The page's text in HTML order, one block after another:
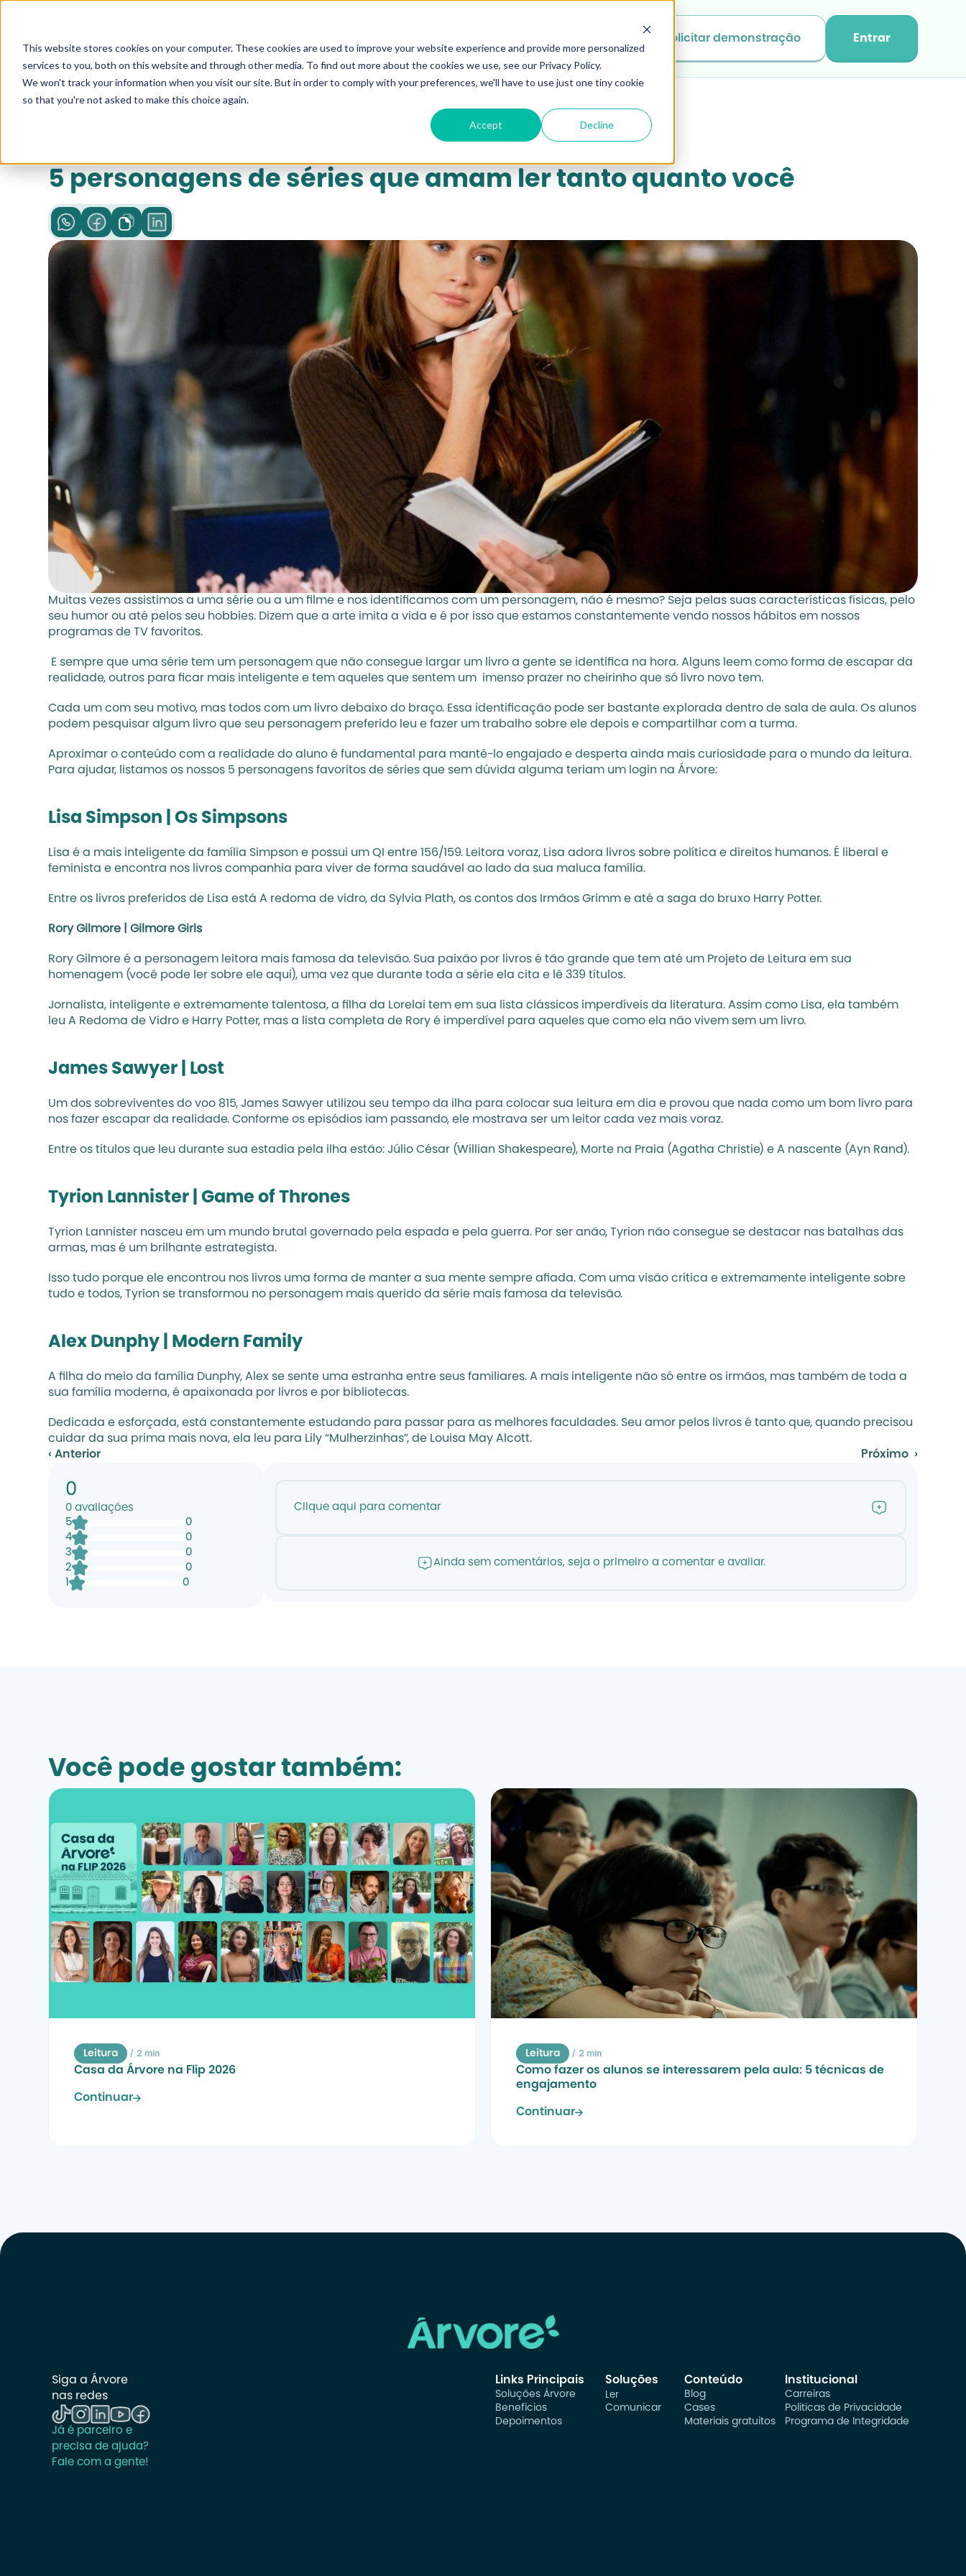
This website stores cookies on your computer. These cookies are used to improve your website experience and provide more personalized
services to you, both on this website and through other media. To find out more about the cookies we use, see our Privacy Policy.
We won't track your information when you visit our site. But in order to comply with your preferences, we'll have to use just one tiny cookie
so that you're not asked to make this choice again.
Accept Decline
Solicitar demonstração Entrar
5 personagens de séries que amam ler tanto quanto você
Muitas vezes assistimos a uma série ou a um filme e nos identificamos com um personagem, não é mesmo? Seja pelas suas características físicas, pelo
seu humor ou até pelos seu hobbies. Dizem que a arte imita a vida e é por isso que estamos constantemente vendo nossos hábitos em nossos
programas de TV favoritos.
realidade, outros para ficar mais inteligente e tem aqueles que sentem um  imenso prazer no cheirinho que só livro novo tem.
Cada um com seu motivo, mas todos com um livro debaixo do braço. Essa identificação pode ser bastante explorada dentro de sala de aula. Os alunos
podem pesquisar algum livro que seu personagem preferido leu e fazer um trabalho sobre ele depois e compartilhar com a turma.
Aproximar o conteúdo com a realidade do aluno é fundamental para mantê-lo engajado e desperta ainda mais curiosidade para o mundo da leitura.
Para ajudar, listamos os nossos 5 personagens favoritos de séries que sem dúvida alguma teriam um login na Árvore:
Lisa Simpson | Os Simpsons
Lisa é a mais inteligente da família Simpson e possui um QI entre 156/159. Leitora voraz, Lisa adora livros sobre política e direitos humanos. É liberal e
feminista e encontra nos livros companhia para viver de forma saudável ao lado da sua maluca família.
Entre os livros preferidos de Lisa está A redoma de vidro, da Sylvia Plath, os contos dos Irmãos Grimm e até a saga do bruxo Harry Potter.
Rory Gilmore | Gilmore Girls
Rory Gilmore é a personagem leitora mais famosa da televisão. Sua paixão por livros é tão grande que tem até um Projeto de Leitura em sua
homenagem (você pode ler sobre ele aqui), uma vez que durante toda a série ela cita e lê 339 títulos.
Jornalista, inteligente e extremamente talentosa, a filha da Lorelai tem em sua lista clássicos imperdíveis da literatura. Assim como Lisa, ela também
leu A Redoma de Vidro e Harry Potter, mas a lista completa de Rory é imperdível para aqueles que como ela não vivem sem um livro.
James Sawyer | Lost
Um dos sobreviventes do voo 815, James Sawyer utilizou seu tempo da ilha para colocar sua leitura em dia e provou que nada como um bom livro para
nos fazer escapar da realidade. Conforme os episódios iam passando, ele mostrava ser um leitor cada vez mais voraz.
Entre os títulos que leu durante sua estadia pela ilha estão: Júlio César (Willian Shakespeare), Morte na Praia (Agatha Christie) e A nascente (Ayn Rand).
Tyrion Lannister | Game of Thrones
Tyrion Lannister nasceu em um mundo brutal governado pela espada e pela guerra. Por ser anão, Tyrion não consegue se destacar nas batalhas das
armas, mas é um brilhante estrategista.
Isso tudo porque ele encontrou nos livros uma forma de manter a sua mente sempre afiada. Com uma visão crítica e extremamente inteligente sobre
tudo e todos, Tyrion se transformou no personagem mais querido da série mais famosa da televisão.
Alex Dunphy | Modern Family
A filha do meio da família Dunphy, Alex se sente uma estranha entre seus familiares. A mais inteligente não só entre os irmãos, mas também de toda a
sua família moderna, é apaixonada por livros e por bibliotecas.
Dedicada e esforçada, está constantemente estudando para passar para as melhores faculdades. Seu amor pelos livros é tanto que, quando precisou
cuidar da sua prima mais nova, ela leu para Lily “Mulherzinhas”, de Louisa May Alcott.
‹ Anterior
Próximo  ›
0
0 avaliações
5
0
4
0
3
0
2
0
1
0
Clique aqui para comentar
Ainda sem comentários, seja o primeiro a comentar e avaliar.
Você pode gostar também:
Leitura / 2 min
Casa da Árvore na Flip 2026
Continuar
Leitura / 2 min
Como fazer os alunos se interessarem pela aula: 5 técnicas de
engajamento
Continuar
Siga a Árvore
nas redes
Já é parceiro e
precisa de ajuda?
Fale com a gente!
Links Principais
Soluções Árvore
Benefícios
Depoimentos
Soluções
Ler
Comunicar
Conteúdo
Blog
Cases
Materiais gratuitos
Institucional
Carreiras
Politicas de Privacidade
Programa de Integridade